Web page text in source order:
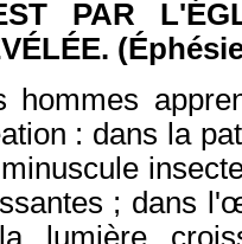
PAR
hommes
: dans la
; dans
lumière